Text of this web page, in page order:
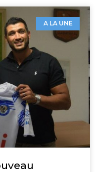
A LA UNE